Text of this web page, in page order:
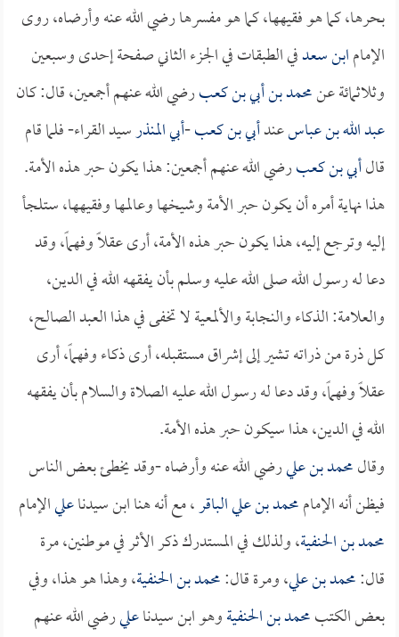
بحرها، كما هو فقيهها، كما هو مفسرها رضي الله عنه وأرضاه، روى
الإمامابن سعدفي الطبقات في الجزء الثاني صفحة إحدى وسبعين
وثلاثمائة عنمحمد بن أبي بن كعبرضي الله عنهم أجمعين، قال: كان
عبد الله بن عباسعندأبي بن كعب-أبي المنذرسيد القراء- فلما قام
قالأبي بن كعبرضي الله عنهم أجمعين: هذا يكون حبر هذه الأمة.
هذا نهاية أمره أن يكون حبر الأمة وشيخها وعالمها وفقيهها، ستلجأ
إليه وترجع إليه، هذا يكون حبر هذه الأمة، أرى عقلاً وفهماً، وقد
دعا له رسول الله صلى الله عليه وسلم بأن يفقهه الله في الدين،
والعلامة: الذكاء والنجابة والألمعية لا تخفى في هذا العبد الصالح،
كل ذرة من ذراته تشير إلى إشراق مستقبله، أرى ذكاء وفهماً، أرى
عقلاً وفهماً، وقد دعا له رسول الله عليه الصلاة والسلام بأن يفقهه
الله في الدين، هذا سيكون حبر هذه الأمة.
وقالمحمد بن عليرضي الله عنه وأرضاه -وقد يخطئ بعض الناس
فيظن أنه الإماممحمد بن علي الباقر، مع أنه هنا ابن سيدناعليالإمام
محمد بن الحنفية، ولذلك في المستدرك ذكر الأثر في موطنين، مرة
قال:محمد بن علي، ومرة قال:محمد بن الحنفية، وهذا هو هذا، وفي
بعض الكتبمحمد بن الحنفيةوهو ابن سيدناعليرضي الله عنهم